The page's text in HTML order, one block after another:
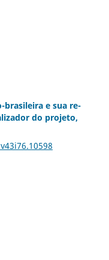
e sua re-
do projeto,